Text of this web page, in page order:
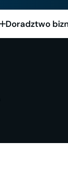
Doradztwo